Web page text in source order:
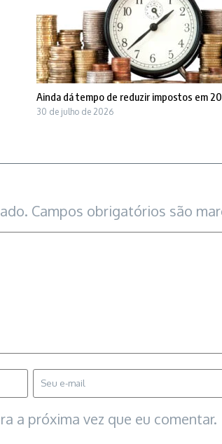
Ainda dá tempo de reduzir impostos em
30 de julho de 2026
Campos obrigatórios são
a próxima vez que eu comentar.